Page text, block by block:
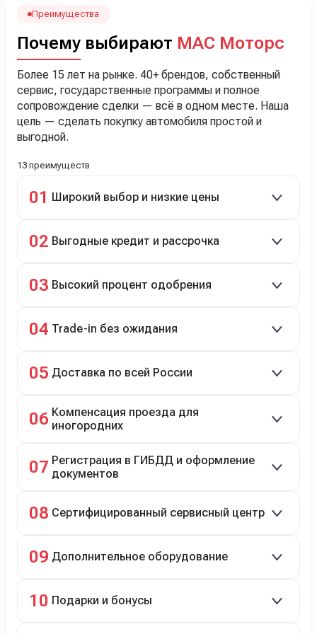
менеджеру Сергею, профессионал своего дела!
Преимущества
Почему выбирают МАС Моторс
Более 15 лет на рынке. 40+ брендов, собственный
сервис, государственные программы и полное
сопровождение сделки — всё в одном месте. Наша
цель — сделать покупку автомобиля простой и
выгодной.
13 преимуществ
01 Широкий выбор и низкие цены
подержанные авто.
02 Выгодные кредит и рассрочка
рассрочка 0% на 2 года при первом взносе 35–50%.
03 Высокий процент одобрения
04 Trade-in без ожидания
05 Доставка по всей России
06 Компенсация проезда для
иногородних
07 Регистрация в ГИБДД и оформление
документов
08 Сертифицированный сервисный центр
технический ремонт.
09 Дополнительное оборудование
10 Подарки и бонусы